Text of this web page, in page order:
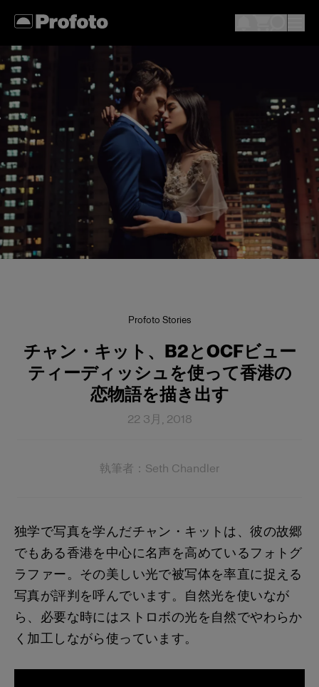
Profoto Stories
チャン・キット、B2とOCFビュー
ティーディッシュを使って香港の
恋物語を描き出す
22 3月, 2018
執筆者：Seth Chandler
独学で写真を学んだチャン・キットは、彼の故郷
でもある香港を中心に名声を高めているフォトグ
ラファー。その美しい光で被写体を率直に捉える
写真が評判を呼んでいます。自然光を使いなが
ら、必要な時にはストロボの光を自然でやわらか
く加工しながら使っています。